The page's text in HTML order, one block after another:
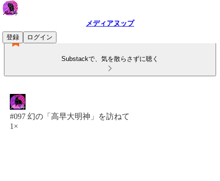
メディアヌップ
登録
ログイン
Substackで、気を散らさずに聴く
#097 幻の「高早大明神」を訪ねて
1×